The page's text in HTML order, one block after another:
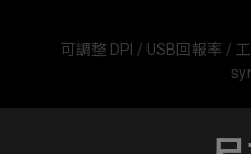
可調整 DPI / USB回報率 /